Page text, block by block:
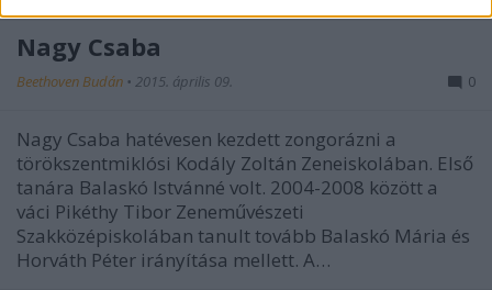
Nagy Csaba
Beethoven Budán • 2015. április 09. 0
Nagy Csaba hatévesen kezdett zongorázni a
törökszentmiklósi Kodály Zoltán Zeneiskolában. Első
tanára Balaskó Istvánné volt. 2004-2008 között a
váci Pikéthy Tibor Zeneművészeti
Szakközépiskolában tanult tovább Balaskó Mária és
Horváth Péter irányítása mellett. A…